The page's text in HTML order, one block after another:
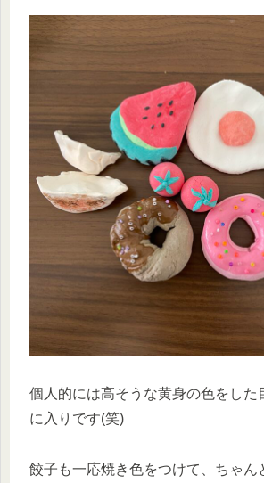
個人的には高そうな黄身の色をした
に入りです(笑)
餃子も一応焼き色をつけて、ちゃん